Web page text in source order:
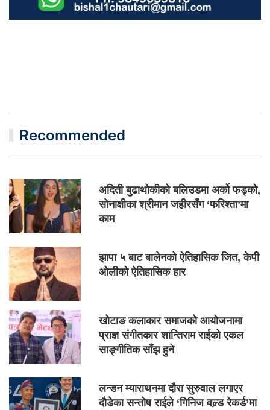
Recommended
अदिती बुढाथोकीको बलिउडमा अर्को फड्को,
सोनाक्षीका श्रीमान जहीरसँग ‘फरिश्ता’मा
काम
झापा ५ बाट बालेनको ऐतिहासिक जित, केपी
ओलीको ऐतिहासिक हार
खोटाङ कलाकार समाजको आयोजनामा
प्राज्ञ संगीतकार शान्तिराम राईको एकल
साङ्गीतिक साँझ हुने
लन्डन म्याराथनमा दौरा सुरुवाल लगाएर
दौडेका सन्तोष राईले ‘गिनिज वल्र्ड रेकर्ड’मा